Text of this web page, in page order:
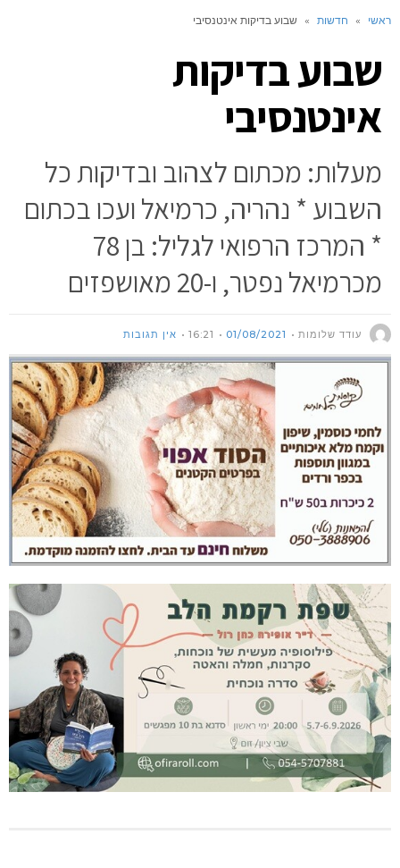
ראשי » חדשות » שבוע בדיקות אינטנסיבי
שבוע בדיקות
אינטנסיבי
מעלות: מכתום לצהוב ובדיקות כל
השבוע * נהריה, כרמיאל ועכו בכתום
* המרכז הרפואי לגליל: בן 78
מכרמיאל נפטר, ו-20 מאושפזים
עודד שלומות 01/08/2021
16:21 אין תגובות